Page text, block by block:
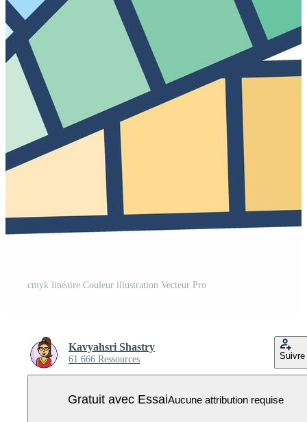
cmyk linéaire Couleur illustration Vecteur Pro
Kavyahsri Shastry
61 666 Ressources Suivre
Gratuit avec EssaiAucune attribution requise